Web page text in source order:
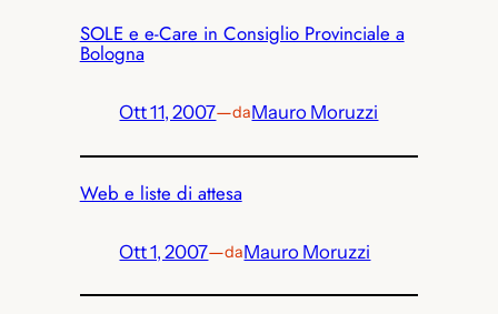
SOLE e e-Care in Consiglio Provinciale a
Bologna
Ott 11, 2007—daMauro Moruzzi
Web e liste di attesa
Ott 1, 2007—daMauro Moruzzi